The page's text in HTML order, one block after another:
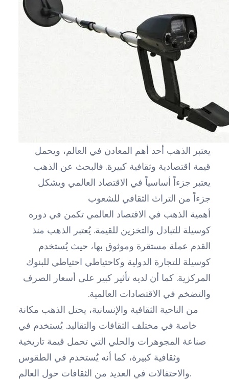
يعتبر الذهب أحد أهم المعادن في العالم، ويحمل
قيمة اقتصادية وثقافية كبيرة. فالبحث عن الذهب
يعتبر جزءاً أساسياً في الاقتصاد العالمي ويشكل
جزءاً من التراث الثقافي للشعوب
أهمية الذهب في الاقتصاد العالمي تكمن في دوره
كوسيلة للتبادل والتخزين للقيمة. يُعتبر الذهب منذ
القدم عملة مستقرة وموثوق بها، حيث يُستخدم
كوسيلة للتجارة الدولية وكاحتياطي احتياطي للبنوك
المركزية. كما أن لديه تأثير كبير على أسعار الصرف
والتضخم في الاقتصادات العالمية.
من الناحية الثقافية والإنسانية، يحتل الذهب مكانة
خاصة في مختلف الثقافات والتقاليد. يُستخدم في
صناعة المجوهرات والحلي التي تحمل قيمة تاريخية
وثقافية كبيرة، كما أنه يُستخدم في الطقوس
والاحتفالات في العديد من الثقافات حول العالم.